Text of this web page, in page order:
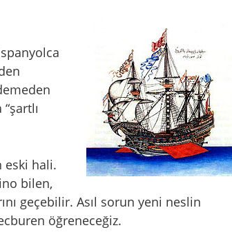
eski hali.
bilen,
geçebilir. Asıl sorun yeni neslin
öğreneceğiz.